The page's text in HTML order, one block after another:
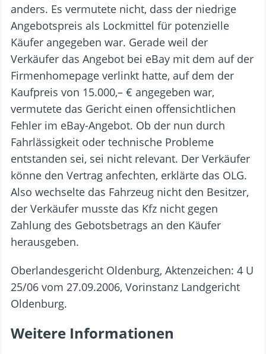
anders. Es vermutete nicht, dass der niedrige
Angebotspreis als Lockmittel für potenzielle
Käufer angegeben war. Gerade weil der
Verkäufer das Angebot bei eBay mit dem auf der
Firmenhomepage verlinkt hatte, auf dem der
Kaufpreis von 15.000,– € angegeben war,
vermutete das Gericht einen offensichtlichen
Fehler im eBay-Angebot. Ob der nun durch
Fahrlässigkeit oder technische Probleme
entstanden sei, sei nicht relevant. Der Verkäufer
könne den Vertrag anfechten, erklärte das OLG.
Also wechselte das Fahrzeug nicht den Besitzer,
der Verkäufer musste das Kfz nicht gegen
Zahlung des Gebotsbetrags an den Käufer
herausgeben.
Oberlandesgericht Oldenburg, Aktenzeichen: 4 U
25/06 vom 27.09.2006, Vorinstanz Landgericht
Oldenburg.
Weitere Informationen